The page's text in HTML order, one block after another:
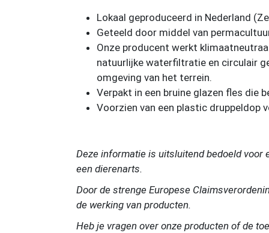
Lokaal geproduceerd in Nederland
Geteeld door middel van
Onze producent werkt
natuurlijke waterfiltratie en circulair
omgeving van het terrein.
Verpakt in een bruine glazen fles die
Voorzien van een plastic druppeldop
Deze informatie is uitsluitend bedoeld voor
een dierenarts.
Door de strenge Europese
de werking van producten.
Heb je vragen over onze producten of de